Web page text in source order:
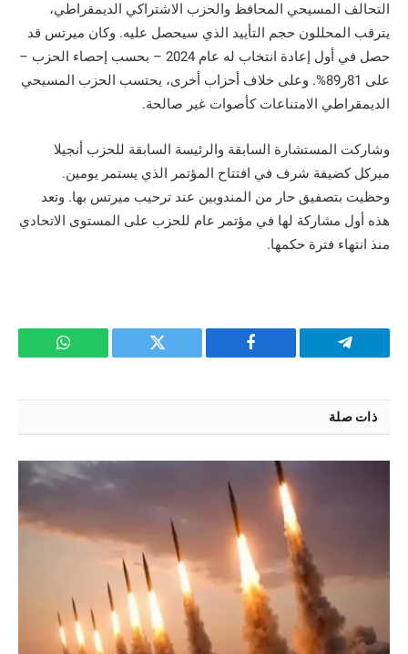
التحالف المسيحي المحافظ والحزب الاشتراكي الديمقراطي،
يترقب المحللون حجم التأييد الذي سيحصل عليه. وكان ميرتس قد
حصل في أول إعادة انتخاب له عام 2024 – بحسب إحصاء الحزب –
على 81ر89%. وعلى خلاف أحزاب أخرى، يحتسب الحزب المسيحي
الديمقراطي الامتناعات كأصوات غير صالحة.
وشاركت المستشارة السابقة والرئيسة السابقة للحزب أنجيلا
ميركل كضيفة شرف في افتتاح المؤتمر الذي يستمر يومين.
وحظيت بتصفيق حار من المندوبين عند ترحيب ميرتس بها. وتعد
هذه أول مشاركة لها في مؤتمر عام للحزب على المستوى الاتحادي
منذ انتهاء فترة حكمها.
تيلقرام فيسبوك تويتر واتساب
ذات صلة